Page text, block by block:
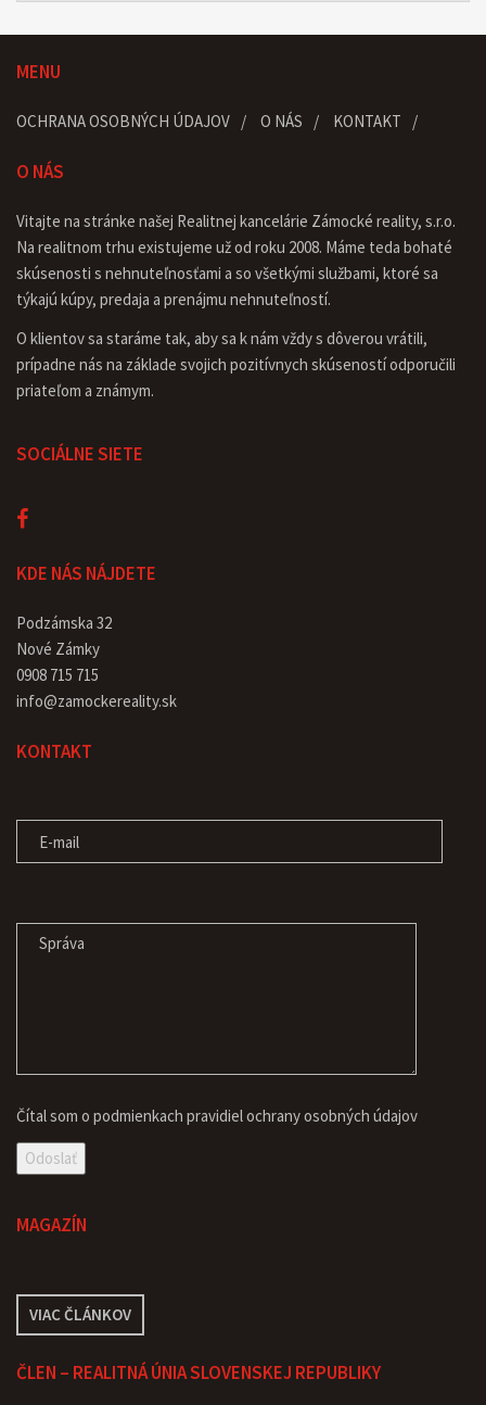
MENU
OCHRANA OSOBNÝCH ÚDAJOV O NÁS KONTAKT
O NÁS
Vitajte na stránke našej Realitnej kancelárie Zámocké reality, s.r.o.
Na realitnom trhu existujeme už od roku 2008. Máme teda bohaté
skúsenosti s nehnuteľnosťami a so všetkými službami, ktoré sa
týkajú kúpy, predaja a prenájmu nehnuteľností.
O klientov sa staráme tak, aby sa k nám vždy s dôverou vrátili,
prípadne nás na základe svojich pozitívnych skúseností odporučili
priateľom a známym.
SOCIÁLNE SIETE
KDE NÁS NÁJDETE
Podzámska 32
Nové Zámky
0908 715 715
info@zamockereality.sk
KONTAKT
Čítal som o podmienkach pravidielochrany osobných údajov
MAGAZÍN
VIAC ČLÁNKOV
ČLEN – REALITNÁ ÚNIA SLOVENSKEJ REPUBLIKY